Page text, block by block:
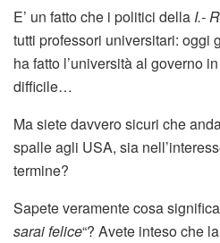
E’ un fatto che i politici della I.-
tutti professori universitari: oggi
ha fatto l’università al governo
difficile…
Ma siete davvero sicuri che
spalle agli USA, sia
termine?
Sapete veramente cosa
sarai felice“? Avete inteso che